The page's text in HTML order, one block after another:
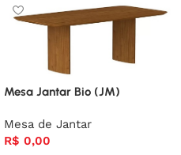
Mesa Jantar Bio (JM)
Mesa de Jantar
R$ 0,00